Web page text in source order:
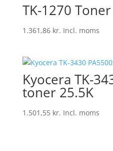
TK-1270
1.361,86 kr. Incl. moms
Kyocera TK-
toner 25.5K
1.501,55 kr. Incl. moms